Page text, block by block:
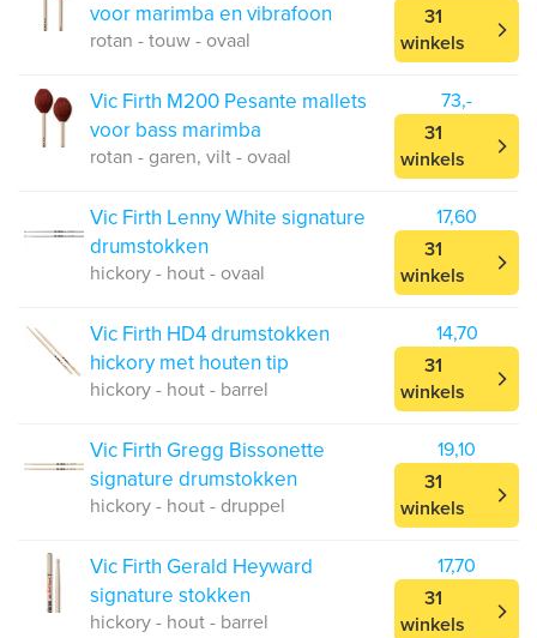
voor marimba en vibrafoon
rotan - touw - ovaal
31
winkels
Vic Firth M200 Pesante mallets
voor bass marimba
rotan - garen, vilt - ovaal
73,-
31
winkels
Vic Firth Lenny White signature
drumstokken
hickory - hout - ovaal
17,60
31
winkels
Vic Firth HD4 drumstokken
hickory met houten tip
hickory - hout - barrel
14,70
31
winkels
Vic Firth Gregg Bissonette
signature drumstokken
hickory - hout - druppel
19,10
31
winkels
Vic Firth Gerald Heyward
signature stokken
hickory - hout - barrel
17,70
31
winkels